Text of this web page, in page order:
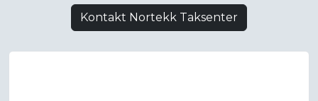
Kontakt Nortekk Taksenter